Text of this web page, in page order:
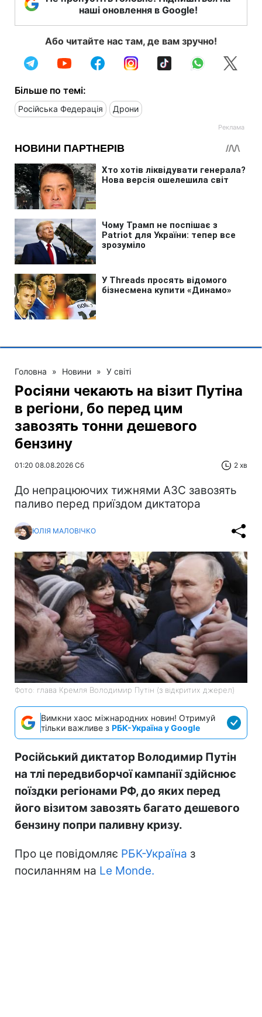
наші оновлення в Google!
Або читайте нас там, де вам зручно!
Більше по темі:
Російська Федерація Дрони
Головна » Новини » У світі
Росіяни чекають на візит Путіна
в регіони, бо перед цим
завозять тонни дешевого
бензину
01:20 08.08.2026 Сб 2 хв
До непрацюючих тижнями АЗС завозять
паливо перед приїздом диктатора
ЮЛІЯ МАЛОВІЧКО
Фото: глава Кремля Володимир Путін (з відкритих джерел)
Вимкни хаос міжнародних новин! Отримуй
тільки важливе з РБК-Україна у Google
Російський диктатор Володимир Путін
на тлі передвиборчої кампанії здійснює
поїздки регіонами РФ, до яких перед
його візитом завозять багато дешевого
бензину попри паливну кризу.
Про це повідомляє РБК-Україна з
посиланням на Le Monde.